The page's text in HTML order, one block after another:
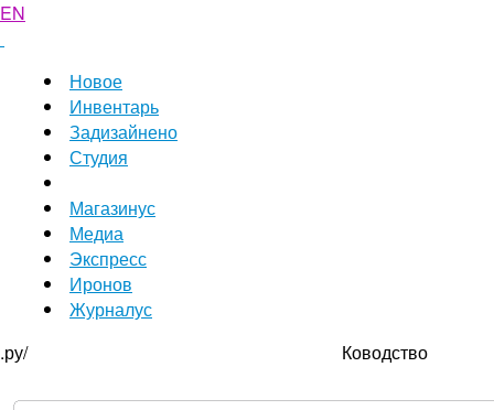
EN
Новое
Инвентарь
Задизайнено
Студия
Магазинус
Медиа
Экспресс
Иронов
Журналус
.ру/
Ководство